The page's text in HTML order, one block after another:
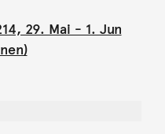
29. Mai - 1. Jun